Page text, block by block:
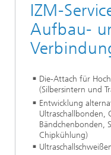
IZM-
Aufbau-
Die-Attach für
(Silbersintern und
Entwicklung
Ultraschallbonden,
Bändchenbonden,
Chipkühlung)